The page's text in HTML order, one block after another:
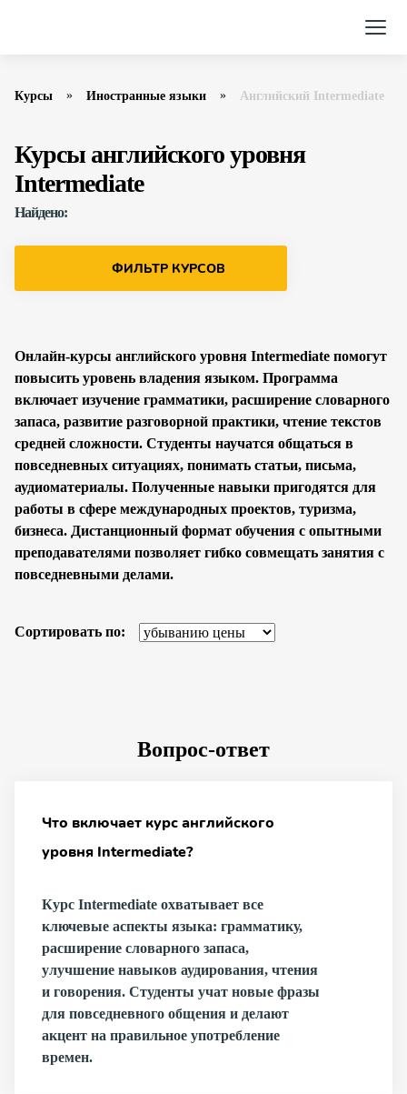
Курсы Иностранные языки Английский Intermediate
Курсы английского уровня
Intermediate
Найдено:
ФИЛЬТР КУРСОВ
Онлайн-курсы английского уровня Intermediate помогут
повысить уровень владения языком. Программа
включает изучение грамматики, расширение словарного
запаса, развитие разговорной практики, чтение текстов
средней сложности. Студенты научатся общаться в
повседневных ситуациях, понимать статьи, письма,
аудиоматериалы. Полученные навыки пригодятся для
работы в сфере международных проектов, туризма,
бизнеса. Дистанционный формат обучения с опытными
преподавателями позволяет гибко совмещать занятия с
повседневными делами.
Сортировать по:
Вопрос-ответ
Что включает курс английского
уровня Intermediate?
Курс Intermediate охватывает все
ключевые аспекты языка: грамматику,
расширение словарного запаса,
улучшение навыков аудирования, чтения
и говорения. Студенты учат новые фразы
для повседневного общения и делают
акцент на правильное употребление
времен.